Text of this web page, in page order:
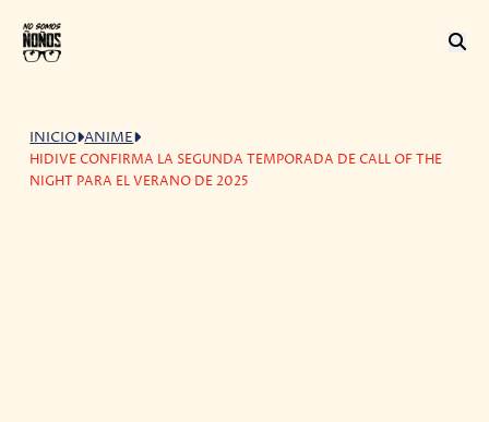
INICIO ANIME
HIDIVE CONFIRMA LA SEGUNDA TEMPORADA DE CALL OF THE
NIGHT PARA EL VERANO DE 2025